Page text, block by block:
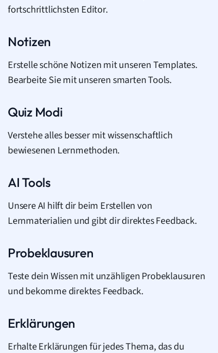
fortschrittlichsten Editor.
Notizen
Erstelle schöne Notizen mit unseren Templates.
Bearbeite Sie mit unseren smarten Tools.
Quiz Modi
Verstehe alles besser mit wissenschaftlich
bewiesenen Lernmethoden.
AI Tools
Unsere AI hilft dir beim Erstellen von
Lernmaterialien und gibt dir direktes Feedback.
Probeklausuren
Teste dein Wissen mit unzähligen Probeklausuren
und bekomme direktes Feedback.
Erklärungen
Erhalte Erklärungen für jedes Thema, das du